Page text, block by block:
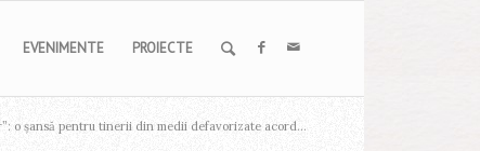
EVENIMENTE PROIECTE
o șansă pentru tinerii din medii defavorizate acord...